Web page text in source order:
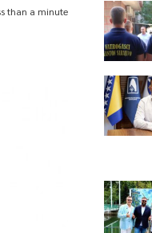
than a minute